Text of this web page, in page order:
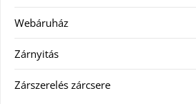
Webáruház
Zárnyitás
Zárszerelés zárcsere